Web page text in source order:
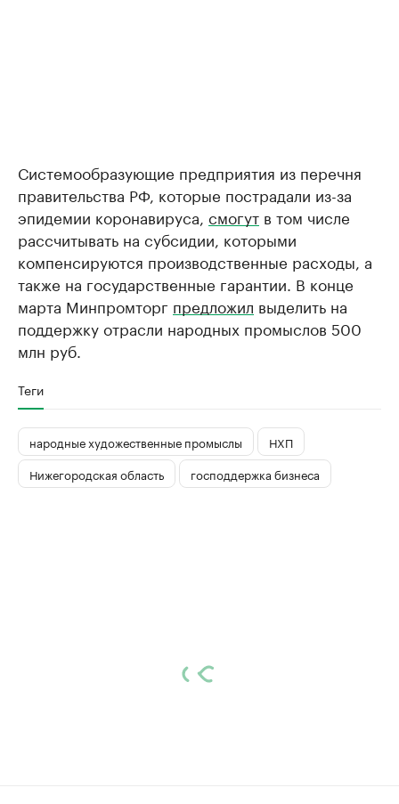
Системообразующие предприятия из перечня
правительства РФ, которые пострадали из-за
эпидемии коронавируса, смогут в том числе
рассчитывать на субсидии, которыми
компенсируются производственные расходы, а
также на государственные гарантии. В конце
марта Минпромторг предложил выделить на
поддержку отрасли народных промыслов 500
млн руб.
Теги
народные художественные промыслы
НХП
Нижегородская область
господдержка бизнеса